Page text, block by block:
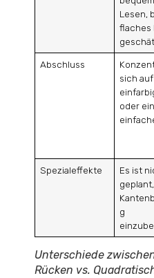
Lesen,
flaches
Abschluss
sich
oder
Spezialeffekte
Es ist
geplant,
g
Unterschiede
Rücken vs.